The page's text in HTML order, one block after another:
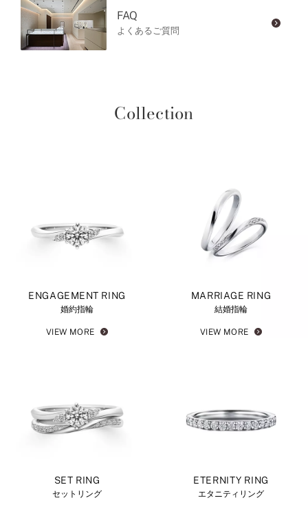
FAQ
よくあるご質問
Collection
ENGAGEMENT RING
婚約指輪
VIEW MORE
MARRIAGE RING
結婚指輪
VIEW MORE
SET RING
セットリング
ETERNITY RING
エタニティリング